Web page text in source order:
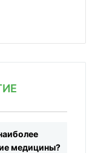
медицины?